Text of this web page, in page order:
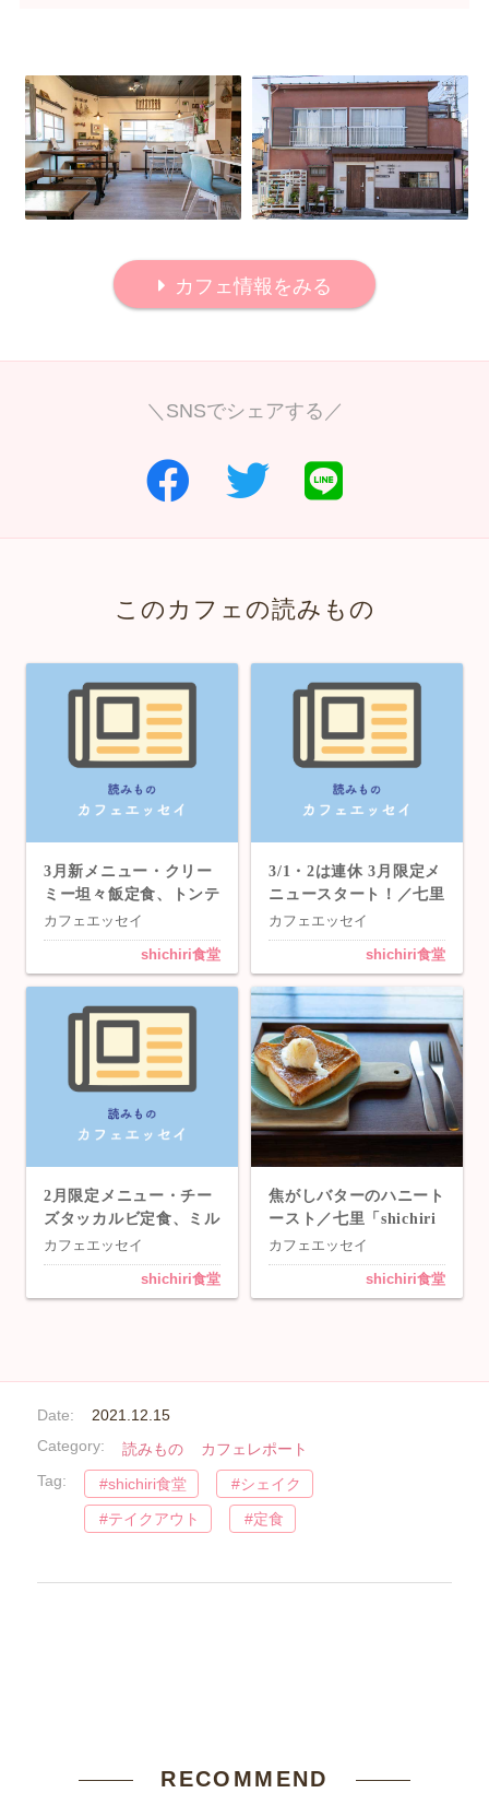
カフェ情報をみる
＼SNSでシェアする／
このカフェの読みもの
3月新メニュー・クリー
ミー坦々飯定食、トンテ
キ定食／七里「shichiri
食堂」
カフェエッセイ
shichiri食堂
3/1・2は連休 3月限定メ
ニュースタート！／七里
「shichiri食堂」
カフェエッセイ
shichiri食堂
2月限定メニュー・チー
ズタッカルビ定食、ミル
クリゾット海老フライ定
食／七里「shichiri食
カフェエッセイ
shichiri食堂
焦がしバターのハニート
ースト／七里「shichiri
食堂」
カフェエッセイ
shichiri食堂
Date:
2021.12.15
Category:
読みもの
カフェレポート
Tag:
shichiri食堂
シェイク
テイクアウト
定食
RECOMMEND